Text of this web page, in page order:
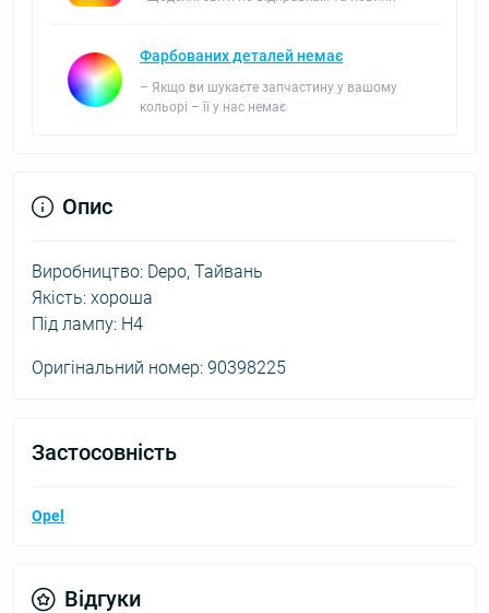
Фарбованих деталей немає
– Якщо ви шукаєте запчастину у вашому
кольорі – її у нас немає
Опис
Виробництво: Depo, Тайвань
Якість: хороша
Під лампу: H4
Оригінальний номер: 90398225
Застосовність
Opel
Відгуки